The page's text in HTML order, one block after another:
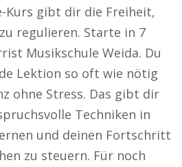
Kurs gibt dir die Freiheit,
regulieren. Starte in 7
Musikschule Weida. Du
Lektion so oft wie nötig
ohne Stress. Das gibt dir
Techniken in
und deinen Fortschritt
zu steuern. Für noch